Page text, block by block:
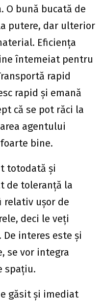
O bună bucată de
putere, dar ulterior
Eficiența
întemeiat pentru
rapid
rapid și emană
că se pot răci la
agentului
bine.
totodată și
de toleranță la
relativ ușor de
deci le veți
interes este și
se vor integra
spațiu.
găsit și imediat